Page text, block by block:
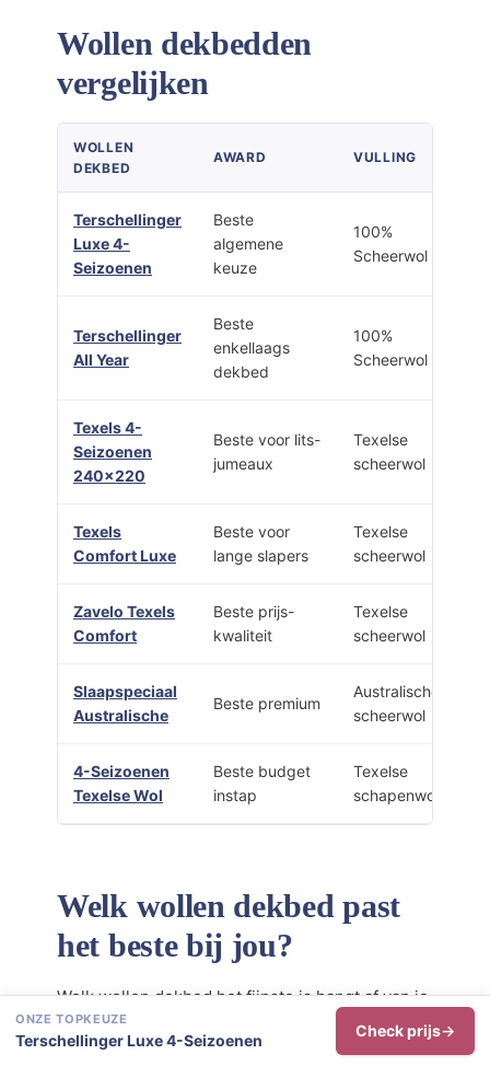
Wollen dekbedden
vergelijken
WOLLEN
DEKBED
AWARD VULLING
Terschellinger
Luxe 4-
Seizoenen
Beste
algemene
keuze
100%
Scheerwol
Terschellinger
All Year
Beste
enkellaags
dekbed
100%
Scheerwol
Texels 4-
Seizoenen
240×220
Beste voor lits-
jumeaux
Texelse
scheerwol
Texels
Comfort Luxe
Beste voor
lange slapers
Texelse
scheerwol
Zavelo Texels
Comfort
Beste prijs-
kwaliteit
Texelse
scheerwol
Slaapspeciaal
Australische
Beste premium
Australische
scheerwol
4-Seizoenen
Texelse Wol
Beste budget
instap
Texelse
schapenwol
Welk wollen dekbed past
het beste bij jou?
Welk wollen dekbed het fijnste is hangt af van je
matraskleur, hoe warm je slaapt en wat je
budget is. Onderstaande situaties helpen je
ONZE TOPKEUZE
Terschellinger Luxe 4-Seizoenen Check prijs